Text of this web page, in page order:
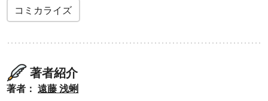
コミカライズ
著者紹介
著者：遠藤 浅蜊